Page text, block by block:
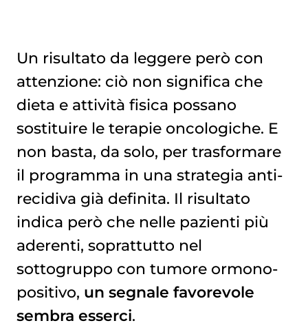
Un risultato da leggere però con
attenzione: ciò non significa che
dieta e attività fisica possano
sostituire le terapie oncologiche. E
non basta, da solo, per trasformare
il programma in una strategia anti-
recidiva già definita. Il risultato
indica però che nelle pazienti più
aderenti, soprattutto nel
sottogruppo con tumore ormono-
positivo, un segnale favorevole
sembra esserci.